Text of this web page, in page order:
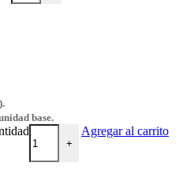
base.
+
Agregar al carrito